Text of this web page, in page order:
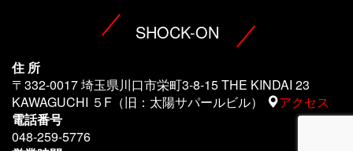
SHOCK-ON
住 所
〒332-0017 埼玉県川口市栄町3-8-15 THE KINDAI 23
KAWAGUCHI ５F（旧：太陽サパールビル）
アクセス
電話番号
048-259-5776